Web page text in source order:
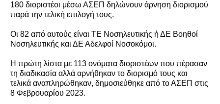
180 διοριστέοι μέσω ΑΣΕΠ δηλώνουν άρνηση διορισμού
παρά την τελική επιλογή τους.
Οι 82 από αυτούς είναι ΤΕ Νοσηλευτικής ή ΔΕ Βοηθοί
Νοσηλευτικής και ΔΕ Αδελφοί Νοσοκόμοι.
H πρώτη λίστα με 113 ονόματα διοριστέων που πέρασαν
τη διαδικασία αλλά αρνήθηκαν το διορισμό τους και
τελικά αναπληρώθηκαν, δημοσιεύθηκε από το ΑΣΕΠ στις
8 Φεβρουαρίου 2023.